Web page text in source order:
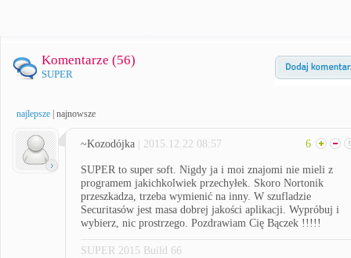
Komentarze (56)
SUPER
najlepsze najnowsze
~Kozodójka | 2015.12.22 08:57 6
SUPER to super soft. Nigdy ja i moi znajomi nie mieli z
programem jakichkolwiek przechyłek. Skoro Nortonik
przeszkadza, trzeba wymienić na inny. W szufladzie
Securitasów jest masa dobrej jakości aplikacji. Wypróbuj i
wybierz, nic prostrzego. Pozdrawiam Cię Bączek !!!!!
SUPER 2015 Build 66